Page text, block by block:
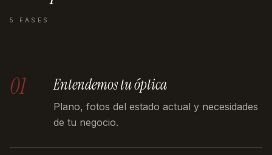
5 FASES
01 Entendemos tu óptica
Plano, fotos del estado actual y necesidades
de tu negocio.